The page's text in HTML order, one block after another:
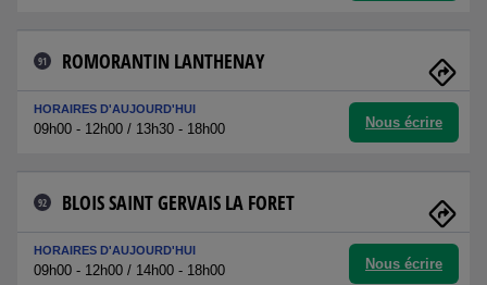
91 ROMORANTIN LANTHENAY
HORAIRES D'AUJOURD'HUI
09h00 - 12h00 / 13h30 - 18h00 Nous écrire
92 BLOIS SAINT GERVAIS LA FORET
HORAIRES D'AUJOURD'HUI
09h00 - 12h00 / 14h00 - 18h00 Nous écrire